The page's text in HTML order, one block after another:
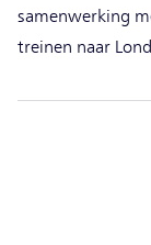
samenwerking
treinen naar